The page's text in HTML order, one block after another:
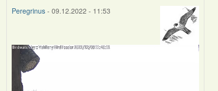
Peregrinus- 09.12.2022 - 11:53